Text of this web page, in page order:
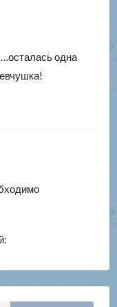
одна